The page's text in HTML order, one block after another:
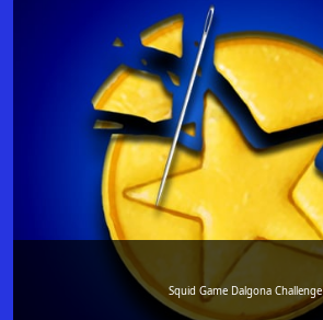
Squid Game Dalgona Challenge